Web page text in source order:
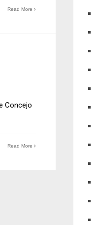
Read More
Concejo
Read More